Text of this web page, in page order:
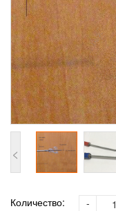
<
Количество: -